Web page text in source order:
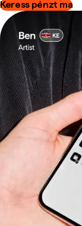
Keress pénzt ma